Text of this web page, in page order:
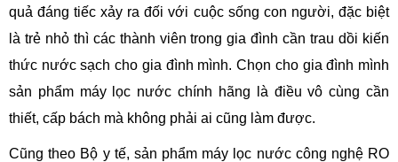
quả đáng tiếc xảy ra đối với cuộc sống con người, đặc biệt
là trẻ nhỏ thì các thành viên trong gia đình cần trau dồi kiến
thức nước sạch cho gia đình mình. Chọn cho gia đình mình
sản phẩm máy lọc nước chính hãng là điều vô cùng cần
thiết, cấp bách mà không phải ai cũng làm được.
Cũng theo Bộ y tế, sản phẩm máy lọc nước công nghệ RO